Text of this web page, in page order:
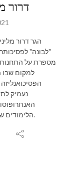
דרור
הגר דרור
"לבונה"
מספרת על התחנות
למקום שבו
נעמיק
הלימודים שנפתחות בשנה הבאה.